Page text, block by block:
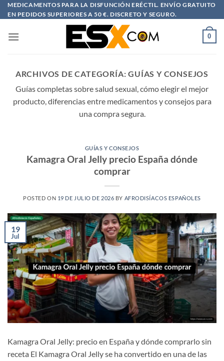
Saltar
al
MEDICAMENTOS PARA LA DISFUNCIÓN ERÉCTIL. ENVÍO GRATUITO
EN PEDIDOS SUPERIORES A 50 €. DISCRETO Y SEGURO.
0
ARCHIVOS DE CATEGORÍA:GUÍAS Y CONSEJOS
Guías completas sobre salud sexual, cómo elegir el mejor
producto, diferencias entre medicamentos y consejos para
una compra segura.
GUÍAS Y CONSEJOS
Kamagra Oral Jelly precio España dónde
comprar
POSTED ON 19 DE JULIO DE 2026 BY AFRODISÍACOS ESPAÑOLES
19
Jul
Kamagra Oral Jelly: precio en España y dónde comprarlo sin
receta El Kamagra Oral Jelly se ha convertido en una de las